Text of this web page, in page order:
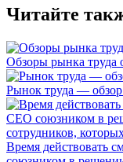
Читайте
Обзоры рынка труда
Рынок труда —
Время действовать